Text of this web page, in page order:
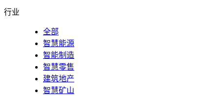
行业
全部
智慧能源
智能制造
智慧零售
建筑地产
智慧矿山